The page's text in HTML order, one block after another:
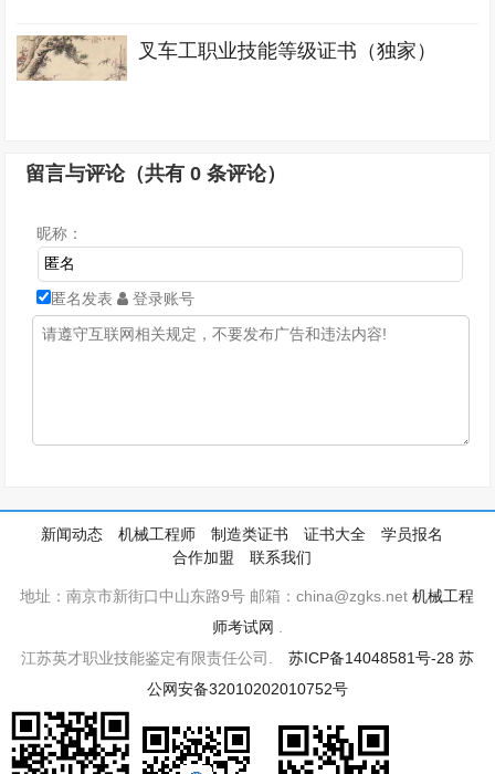
叉车工职业技能等级证书（独家）
留言与评论（共有0 条评论）
昵称：
匿名发表 登录账号
新闻动态 机械工程师 制造类证书 证书大全
学员报名
合作加盟
联系我们
地址：南京市新街口中山东路9号 邮箱：china@zgks.net机械工程
师考试网
江苏英才职业技能鉴定有限责任公司. 苏ICP备14048581号-28 苏
公网安备32010202010752号